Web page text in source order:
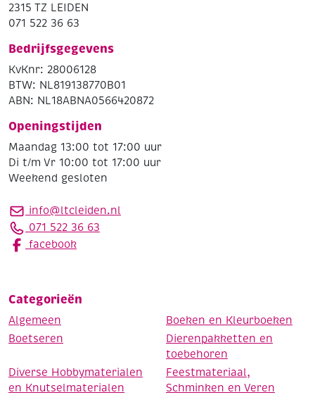
2315 TZ LEIDEN
071 522 36 63
Bedrijfsgegevens
KvKnr: 28006128
BTW: NL819138770B01
ABN: NL18ABNA0566420872
Openingstijden
Maandag 13:00 tot 17:00 uur
Di t/m Vr 10:00 tot 17:00 uur
Weekend gesloten
info@ltcleiden.nl
071 522 36 63
facebook
Categorieën
Algemeen
Boeken en Kleurboeken
Boetseren
Dierenpakketten en
toebehoren
Diverse Hobbymaterialen
en Knutselmaterialen
Feestmateriaal,
Schminken en Veren